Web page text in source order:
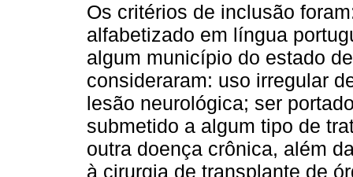
Os critérios de inclusão
alfabetizado em língua
algum município do estado
consideraram: uso irregular
lesão neurológica; ser
submetido a algum tipo de
outra doença crônica, além
à cirurgia de transplante de